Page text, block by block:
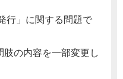
行」に関する問題で
の内容を一部変更し